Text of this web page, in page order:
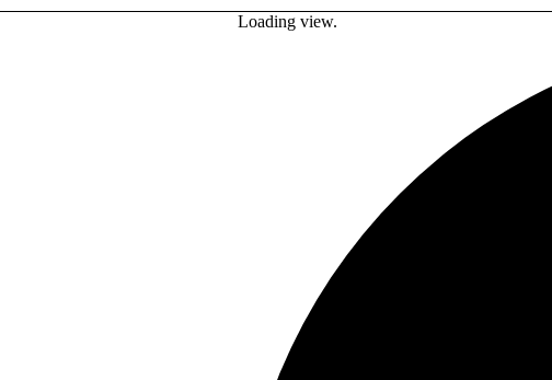
Loading view.